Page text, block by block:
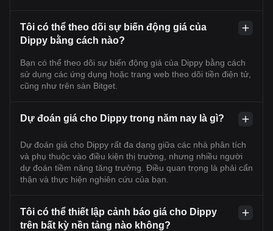
Tôi có thể theo dõi sự biến động giá của
Dippy bằng cách nào?
Bạn có thể theo dõi sự biến động giá của Dippy bằng cách
sử dụng các ứng dụng hoặc trang web theo dõi tiền điện tử,
cũng như trên sàn Bitget.
Dự đoán giá cho Dippy trong năm nay là gì?
Dự đoán giá cho Dippy rất đa dạng giữa các nhà phân tích
và phụ thuộc vào điều kiện thị trường, nhưng nhiều người
dự đoán tiềm năng tăng trưởng. Điều quan trọng là phải cẩn
thận và thực hiện nghiên cứu của bạn.
Tôi có thể thiết lập cảnh báo giá cho Dippy
trên bất kỳ nền tảng nào không?